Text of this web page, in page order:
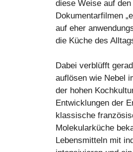
diese Weise auf
Dokumentarfilmen
auf eher
die Küche des
Dabei verblüfft
auflösen wie Nebel
der hohen
Entwicklungen der
klassische
Molekularküche
Lebensmitteln mit